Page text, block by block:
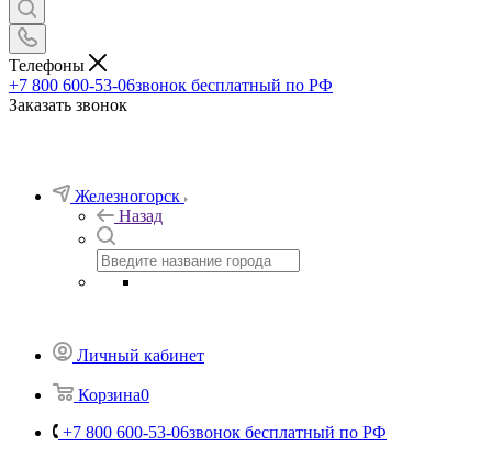
Телефоны
+7 800 600-53-06звонок бесплатный по РФ
Заказать звонок
Железногорск
Назад
Личный кабинет
Корзина0
+7 800 600-53-06звонок бесплатный по РФ